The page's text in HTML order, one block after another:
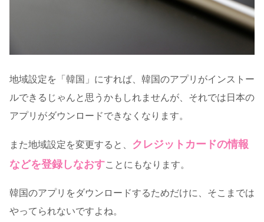
地域設定を「韓国」にすれば、韓国のアプリがインストー
ルできるじゃんと思うかもしれませんが、それでは日本の
アプリがダウンロードできなくなります。
また地域設定を変更すると、 クレジットカードの情報
などを登録しなおすことにもなります。
韓国のアプリをダウンロードするためだけに、そこまでは
やってられないですよね。